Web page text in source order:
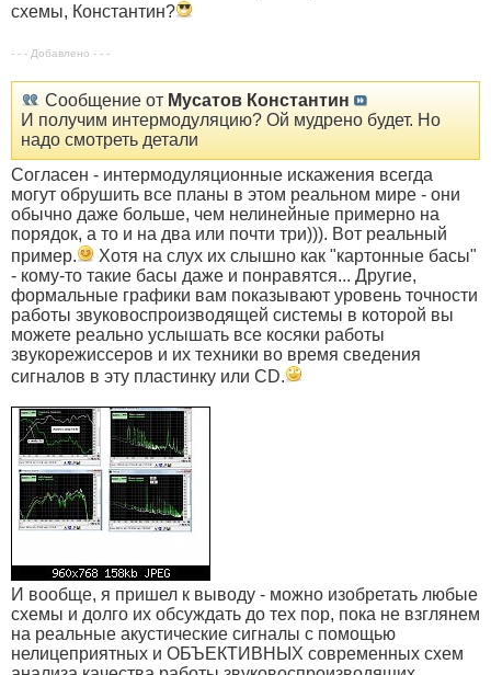
схемы, Константин?
- - - Добавлено - - -
Сообщение от Мусатов Константин
И получим интермодуляцию? Ой мудрено будет. Но
надо смотреть детали
Согласен - интермодуляционные искажения всегда
могут обрушить все планы в этом реальном мире - они
обычно даже больше, чем нелинейные примерно на
порядок, а то и на два или почти три))). Вот реальный
пример.
Хотя на слух их слышно как "картонные басы"
- кому-то такие басы даже и понравятся... Другие,
формальные графики вам показывают уровень точности
работы звуковоспроизводящей системы в которой вы
можете реально услышать все косяки работы
звукорежиссеров и их техники во время сведения
сигналов в эту пластинку или CD.
И вообще, я пришел к выводу - можно изобретать любые
схемы и долго их обсуждать до тех пор, пока не взглянем
на реальные акустические сигналы с помощью
нелицеприятных и ОБЪЕКТИВНЫХ современных схем